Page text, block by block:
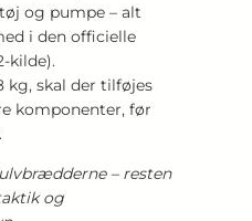
og pumpe – alt
i den officielle
kilde).
kg, skal der tilføjes
komponenter, før
– resten
og